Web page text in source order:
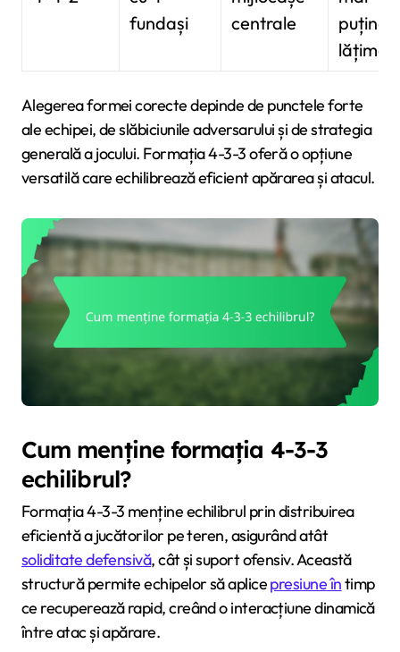
fundași
centrale
puțină
lățime
Alegerea formei corecte depinde de punctele forte
ale echipei, de slăbiciunile adversarului și de strategia
generală a jocului. Formația 4-3-3 oferă o opțiune
versatilă care echilibrează eficient apărarea și atacul.
Cum menține formația 4-3-3
echilibrul?
Formația 4-3-3 menține echilibrul prin distribuirea
eficientă a jucătorilor pe teren, asigurând atât
soliditate defensivă, cât și suport ofensiv. Această
structură permite echipelor să aplicepresiune întimp
ce recuperează rapid, creând o interacțiune dinamică
între atac și apărare.